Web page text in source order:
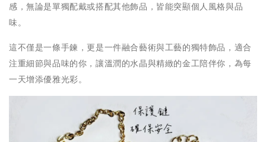
感，無論是單獨配戴或搭配其他飾品，皆能突顯個人風格與品
味。
這不僅是一條手鍊，更是一件融合藝術與工藝的獨特飾品，適合
注重細節與品味的你，讓溫潤的水晶與精緻的金工陪伴你，為每
一天增添優雅光彩。